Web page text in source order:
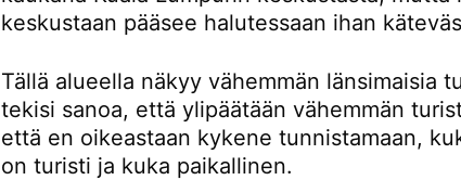
keskustaan pääsee halutessaan ihan
Tällä alueella näkyy vähemmän länsimaisia
tekisi sanoa, että ylipäätään vähemmän
että en oikeastaan kykene tunnistamaan,
on turisti ja kuka paikallinen.